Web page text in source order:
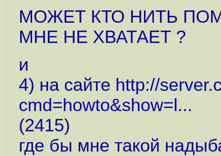
МОЖЕТ КТО НИТЬ
МНЕ НЕ ХВАТАЕТ ?
и
4) на сайте http://
cmd=howto&show=l...
(2415)
где бы мне такой